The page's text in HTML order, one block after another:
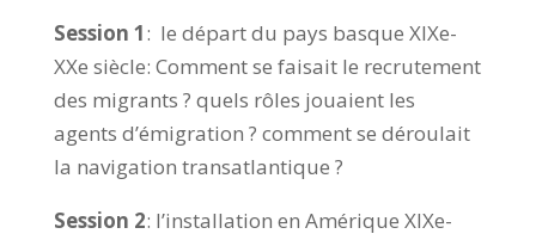
Session 1: le départ du pays basque XIXe-
XXe siècle: Comment se faisait le recrutement
des migrants ? quels rôles jouaient les
agents d’émigration ? comment se déroulait
la navigation transatlantique ?
Session 2: l’installation en Amérique XIXe-